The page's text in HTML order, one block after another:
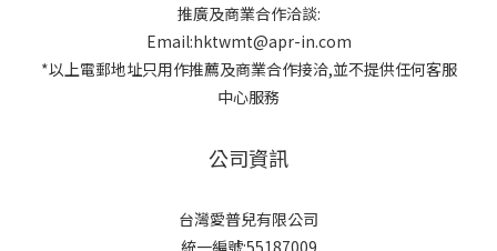
推廣及商業合作洽談:
Email:hktwmt@apr-in.com
*以上電郵地址只用作推薦及商業合作接洽,並不提供任何客服
中心服務
公司資訊
台灣愛普兒有限公司
統一編號:55187009